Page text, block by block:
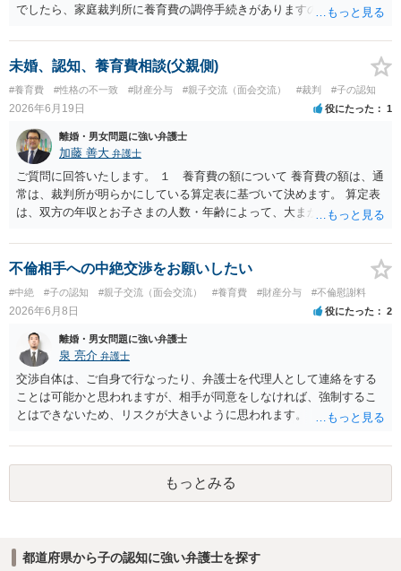
でしたら、家庭裁判所に養育費の調停手続きがありますので、そちら
養育費の金額を決めるよう勧めてくれます。 仮に合意が成立しなけれ
ば裁判官が金額を判断する審判手続きに進みますので、金額は確実に
未婚、認知、養育費相談(父親側)
#養育費 #性格の不一致 #財産分与 #親子交流（面会交流） #裁判 #子の認知
2026年6月19日 役にたった 1
離婚・男女問題に強い弁護士
加藤 善大 弁護士
ご質問に回答いたします。 １ 養育費の額について 養育費の額は、通
常は、裁判所が明らかにしている算定表に基づいて決めます。 算定表
は、双方の年収とお子さまの人数・年齢によって、大まかな金額がわ
的な金額はわかりません。 例えば、育児中ということで相手女性が働
いていない場合は、年収がゼロか、 年収が１００万円ほどかる前提で
算定することがありますが、 いずれも、月額養育費は４万円から６万
円の範囲になると思われます（年収ゼロとすると６万円に近づき、年
収１００万円とすると４万円に近づく感じです。）。 （息子さんの支
出を考慮して養育費を決めることは通常はありませんのでご注意くだ
さい。） ２ マンション等の権利について 相手の言い分はおそらく、
財産分与をしたいということだと思われます。 原則として、財産分与
は、結婚した後に離婚した場合、 結婚期間中に築いた財産を、原則と
して半分ずつ分けるものですから、 結婚していない場合は、財産分与
の必要はありません。 婚約解消の場合は、財産分与は認められませ
ん。 ただ、内縁関係にあって、それを解消した場合は、財産分与が認
められます。 仮に財産分与が必要だとしても （ご記載の内容だけでは
判断できませんがおそらく財産分与が必要な可能性は低いと思います
が。）、 財産分与は、その同居期間について認められるものですの
く、 マンションの価値と残ローンの差額が財産分与の対象になり得ま
不倫相手への中絶交渉をお願いしたい
#中絶 #子の認知 #親子交流（面会交流） #養育費 #財産分与 #不倫慰謝料
2026年6月8日 役にたった 2
離婚・男女問題に強い弁護士
泉 亮介 弁護士
交渉自体は、ご自身で行なったり、弁護士を代理人として連絡をする
ことは可能かと思われますが、相手が同意をしなければ、強制するこ
とはできないため、リスクが大きいように思われます。
もっとみる
都道府県から子の認知に強い弁護士を探す